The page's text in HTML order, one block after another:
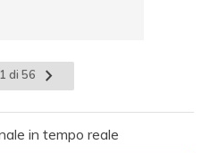
di 56
in tempo reale